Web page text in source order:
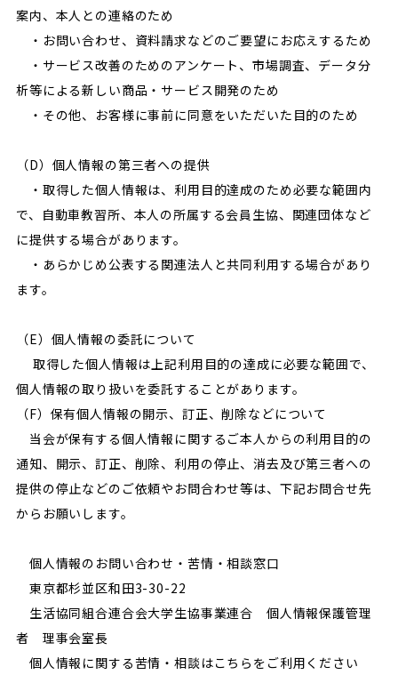
案内、本人との連絡のため
・お問い合わせ、資料請求などのご要望にお応えするため
・サービス改善のためのアンケート、市場調査、データ分
析等による新しい商品・サービス開発のため
・その他、お客様に事前に同意をいただいた目的のため
（D）個人情報の第三者への提供
・取得した個人情報は、利用目的達成のため必要な範囲内
で、自動車教習所、本人の所属する会員生協、関連団体など
に提供する場合があります。
・あらかじめ公表する関連法人と共同利用する場合があり
ます。
（E）個人情報の委託について
取得した個人情報は上記利用目的の達成に必要な範囲で、
個人情報の取り扱いを委託することがあります。
（F）保有個人情報の開示、訂正、削除などについて
当会が保有する個人情報に関するご本人からの利用目的の
通知、開示、訂正、削除、利用の停止、消去及び第三者への
提供の停止などのご依頼やお問合わせ等は、下記お問合せ先
からお願いします。
個人情報のお問い合わせ・苦情・相談窓口
東京都杉並区和田3-30-22
生活協同組合連合会大学生協事業連合 個人情報保護管理
者 理事会室長
個人情報に関する苦情・相談はこちらをご利用ください